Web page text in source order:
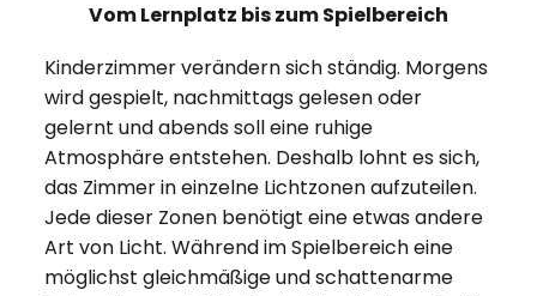
Vom Lernplatz bis zum Spielbereich
Kinderzimmer verändern sich ständig. Morgens
wird gespielt, nachmittags gelesen oder
gelernt und abends soll eine ruhige
Atmosphäre entstehen. Deshalb lohnt es sich,
das Zimmer in einzelne Lichtzonen aufzuteilen.
Jede dieser Zonen benötigt eine etwas andere
Art von Licht. Während im Spielbereich eine
möglichst gleichmäßige und schattenarme